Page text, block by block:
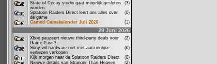
State of Decay studio gaat mogelijk gesloten
worden
(3)
Splatoon Raiders Direct leert ons alles over
de game
(0)
Gamed Gamekalender Juli 2026
(1)
29 Juni 2026
Xbox pauzeert nieuwe third-party deals voor
Game Pass?
(2)
Sony wil hardware niet met aanzienlijke
verliezen verkopen
(6)
Kijk morgen naar de Splatoon Raiders Direct
(0)
Nieuwe details van Stranger Than Heaven
(2)